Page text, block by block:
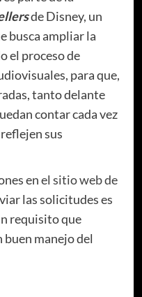
de Disney, un
busca ampliar la
el proceso de
para que,
tanto delante
contar cada vez
sus
enel sitio web de
las solicitudes es
requisito que
buen manejo del